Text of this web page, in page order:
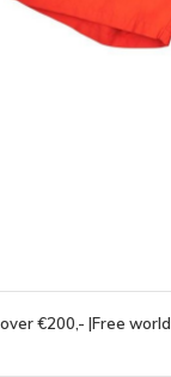
€200,- |Free world